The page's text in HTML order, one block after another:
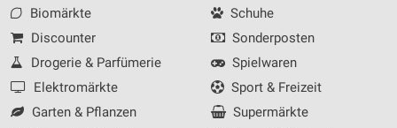
Biomärkte
Discounter
Drogerie & Parfümerie
Elektromärkte
Garten & Pflanzen
Schuhe
Sonderposten
Spielwaren
Sport & Freizeit
Supermärkte